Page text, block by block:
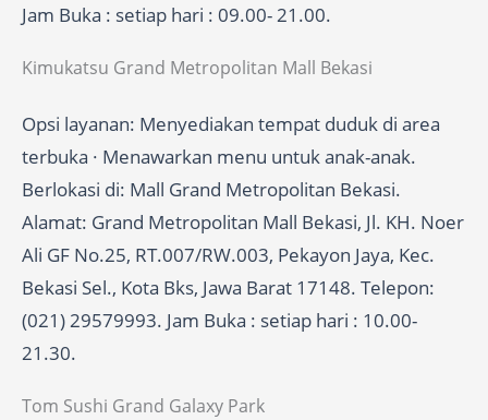
Jam Buka : setiap hari : 09.00- 21.00.
Kimukatsu Grand Metropolitan Mall Bekasi
Opsi layanan: Menyediakan tempat duduk di area
terbuka · Menawarkan menu untuk anak-anak.
Berlokasi di: Mall Grand Metropolitan Bekasi.
Alamat: Grand Metropolitan Mall Bekasi, Jl. KH. Noer
Ali GF No.25, RT.007/RW.003, Pekayon Jaya, Kec.
Bekasi Sel., Kota Bks, Jawa Barat 17148. Telepon:
(021) 29579993. Jam Buka : setiap hari : 10.00-
21.30.
Tom Sushi Grand Galaxy Park